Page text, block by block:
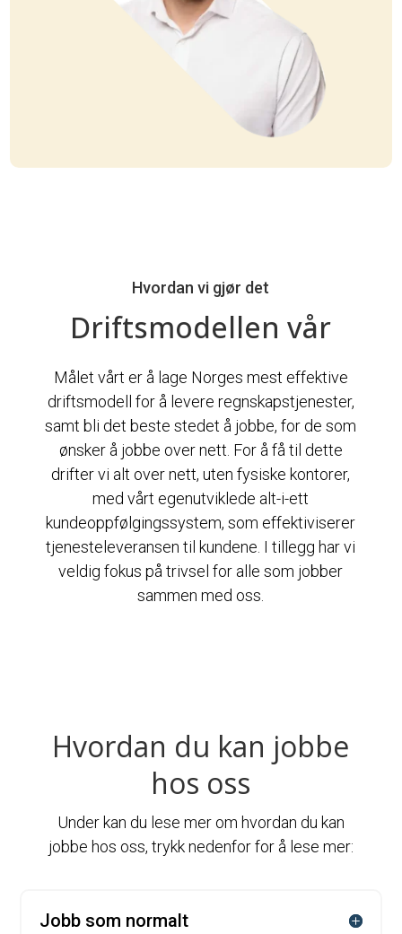
Hvordan vi gjør det
Driftsmodellen vår
Målet vårt er å lage Norges mest effektive
driftsmodell for å levere regnskapstjenester,
samt bli det beste stedet å jobbe, for de som
ønsker å jobbe over nett. For å få til dette
drifter vi alt over nett, uten fysiske kontorer,
med vårt egenutviklede alt-i-ett
kundeoppfølgingssystem, som effektiviserer
tjenesteleveransen til kundene. I tillegg har vi
veldig fokus på trivsel for alle som jobber
sammen med oss.
Hvordan du kan jobbe
hos oss
Under kan du lese mer om hvordan du kan
jobbe hos oss, trykk nedenfor for å lese mer:
Jobb som normalt